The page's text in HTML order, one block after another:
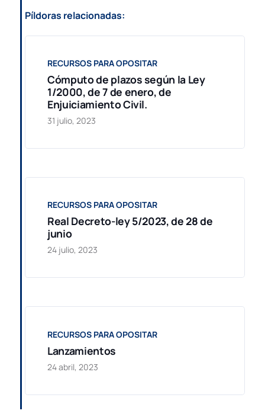
Píldoras relacionadas:
RECURSOS PARA OPOSITAR
Cómputo de plazos según la Ley
1/2000, de 7 de enero, de
Enjuiciamiento Civil.
31 julio, 2023
RECURSOS PARA OPOSITAR
Real Decreto-ley 5/2023, de 28 de
junio
24 julio, 2023
RECURSOS PARA OPOSITAR
Lanzamientos
24 abril, 2023